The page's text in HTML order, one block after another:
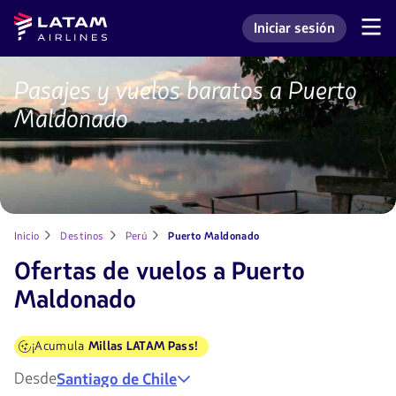
Saltar
menú.
Saltar al
contenido
principal.
Navegación
de
usuario.
Latam
Airlines
Ingresar a mi cuenta
Iniciar sesión
Vuelos
a
Puerto
Maldonado
Pasajes y vuelos baratos a Puerto
Maldonado
Inicio Destinos Perú Puerto Maldonado
Ofertas de vuelos a Puerto
Maldonado
¡Acumula Millas LATAM Pass!
DesdeSantiago de Chile